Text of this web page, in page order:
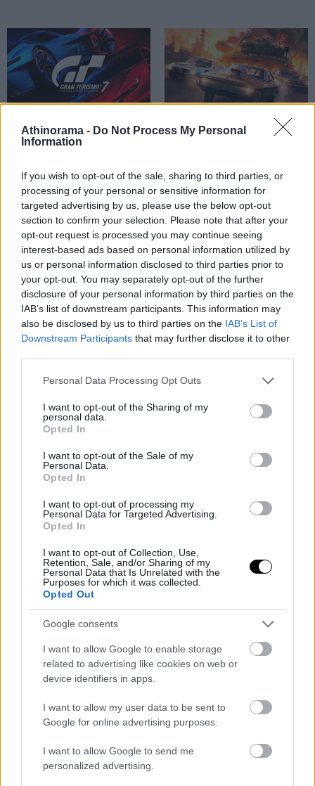
Athinorama - Do Not Process My Personal
Information
If you wish to opt-out of the sale, sharing to third parties, or
processing of your personal or sensitive information for
targeted advertising by us, please use the below opt-out
section to confirm your selection. Please note that after your
opt-out request is processed you may continue seeing
interest-based ads based on personal information utilized by
us or personal information disclosed to third parties prior to
your opt-out. You may separately opt-out of the further
disclosure of your personal information by third parties on the
IAB’s list of downstream participants. This information may
also be disclosed by us to third parties on the IAB’s List of
Downstream Participants that may further disclose it to other
Please note that this website/app uses one or more Google
not limited to your visit or usage behaviour. You may click to
grant or deny consent to Google and its third-party tags to
use your data for below specified purposes in below Google
consent section.
Personal Data Processing Opt Outs
I want to opt-out of the Sharing of my
personal data.
Opted In
I want to opt-out of the Sale of my
Personal Data.
Opted In
I want to opt-out of processing my
Personal Data for Targeted Advertising.
Opted In
I want to opt-out of Collection, Use,
Retention, Sale, and/or Sharing of my
Personal Data that Is Unrelated with the
Purposes for which it was collected.
Opted Out
Google consents
I want to allow Google to enable storage
related to advertising like cookies on web or
device identifiers in apps.
I want to allow my user data to be sent to
Google for online advertising purposes.
I want to allow Google to send me
personalized advertising.
Gran Turismo 7: ξεκινούν
οι προπαραγγελίες
Fast and Furious
Galaxy Fold: υπάρχει πια
πολυτέλεια για προϊόντα...
έκδοσης 1.0;
Windows 7, Windows 8.1:
συνταξιοδότηση επίσημη
ΣΗΜΕΡΑ
Ελληνική αγορά streaming: η παρούσα
εικόνα
ψυχαγωγίας που λειτουργούν επίσημα στην χώρα μας;
ΣΤΟ ΠΡΟΣΚΗΝΙΟ
Ζημιογόνο κατά ένα δις τον χρόνο το Apple TV Plus
Η Δικτυακή υπηρεσία περιεχομένου της Apple δεν είναι εμπορικά
επιτυχημένη, παραμένει όμως σημαντική